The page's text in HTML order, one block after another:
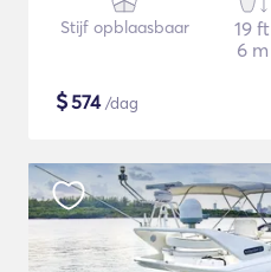
Stijf opblaasbaar
19 ft
6 m
$574/dag